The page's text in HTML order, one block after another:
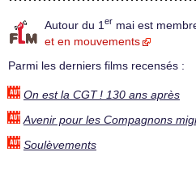
Autour du 1 er mai est
et en mouvements
Parmi les derniers films recensés :
On est la CGT ! 130 ans après
Avenir pour les Compagnons
Soulèvements